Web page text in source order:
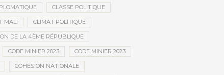
CLASSE POLITIQUE
MALI CLIMAT POLITIQUE
DE LA 4ÈME RÉPUBLIQUE
CODE MINIER 2023 CODE MINIER 2023
COHÉSION NATIONALE